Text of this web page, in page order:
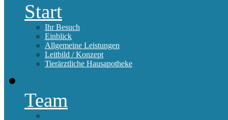
Start
Ihr Besuch
Einblick
Allgemeine Leistungen
Leitbild / Konzept
Tierärztliche Hausapotheke
Team